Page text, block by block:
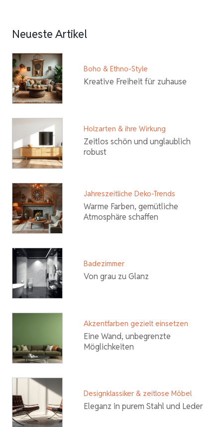
Neueste Artikel
Boho & Ethno-Style
Kreative Freiheit für zuhause
Holzarten & ihre Wirkung
Zeitlos schön und unglaublich
robust
Jahreszeitliche Deko-Trends
Warme Farben, gemütliche
Atmosphäre schaffen
Badezimmer
Von grau zu Glanz
Akzentfarben gezielt einsetzen
Eine Wand, unbegrenzte
Möglichkeiten
Designklassiker & zeitlose Möbel
Eleganz in purem Stahl und Leder